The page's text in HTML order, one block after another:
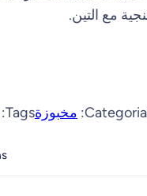
مع التين.
Categoria: مخبوزةTags: